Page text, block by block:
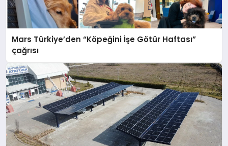
Mars Türkiye’den “Köpeğini İşe Götür Haftası”
çağrısı